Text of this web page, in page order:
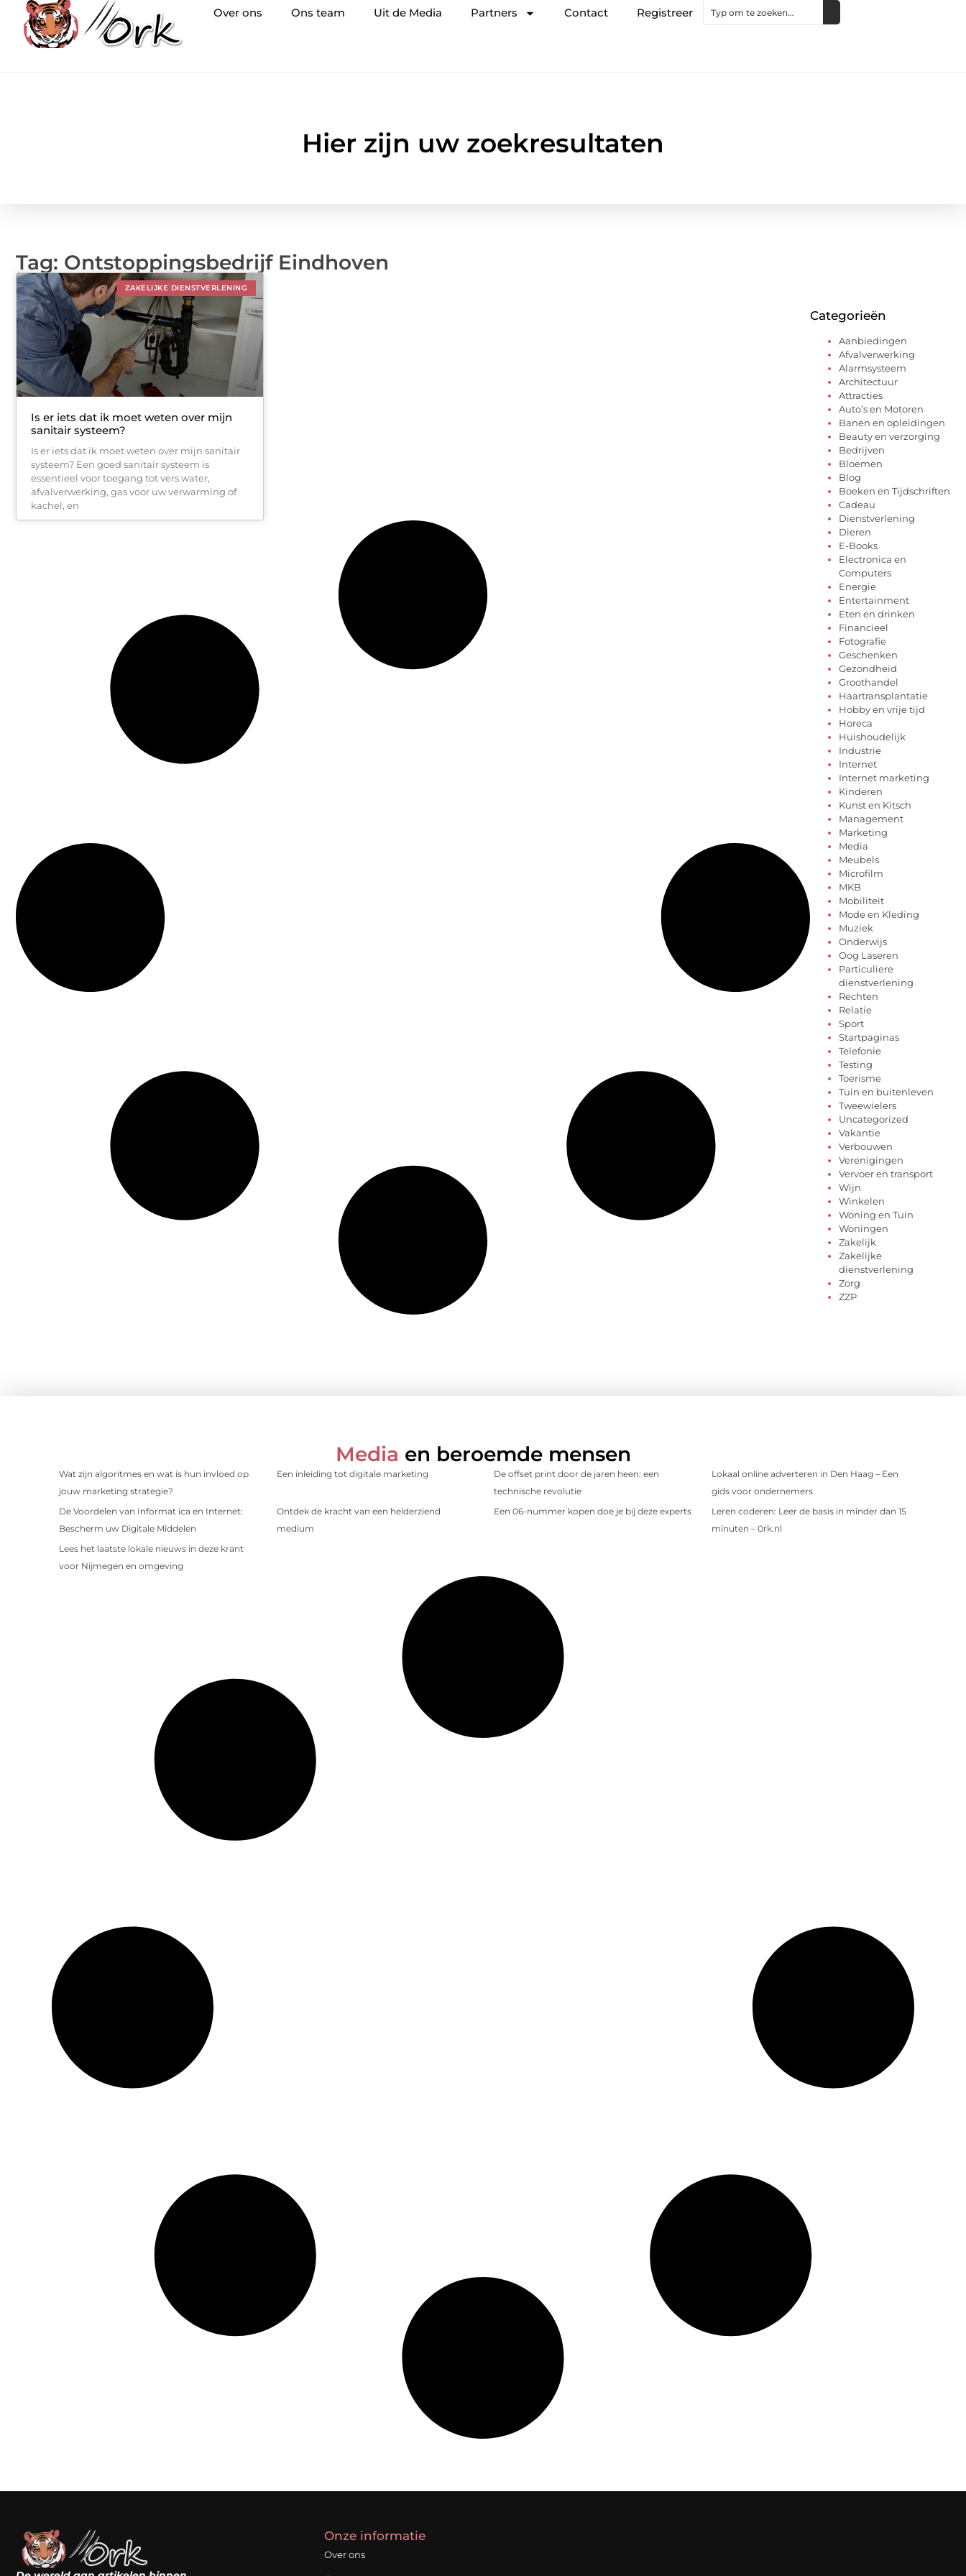
Over ons Ons team Uit de Media Partners Contact Registreer
Hier zijn uw zoekresultaten
Tag: Ontstoppingsbedrijf Eindhoven
ZAKELIJKE DIENSTVERLENING
Is er iets dat ik moet weten over mijn
sanitair systeem?
Is er iets dat ik moet weten over mijn sanitair
systeem? Een goed sanitair systeem is
essentieel voor toegang tot vers water,
afvalverwerking, gas voor uw verwarming of
kachel, en
Categorieën
Aanbiedingen
Afvalverwerking
Alarmsysteem
Architectuur
Attracties
Auto’s en Motoren
Banen en opleidingen
Beauty en verzorging
Bedrijven
Bloemen
Blog
Boeken en Tijdschriften
Cadeau
Dienstverlening
Dieren
E-Books
Electronica en
Computers
Energie
Entertainment
Eten en drinken
Financieel
Fotografie
Geschenken
Gezondheid
Groothandel
Haartransplantatie
Hobby en vrije tijd
Horeca
Huishoudelijk
Industrie
Internet
Internet marketing
Kinderen
Kunst en Kitsch
Management
Marketing
Media
Meubels
Microfilm
MKB
Mobiliteit
Mode en Kleding
Muziek
Onderwijs
Oog Laseren
Particuliere
dienstverlening
Rechten
Relatie
Sport
Startpaginas
Telefonie
Testing
Toerisme
Tuin en buitenleven
Tweewielers
Uncategorized
Vakantie
Verbouwen
Verenigingen
Vervoer en transport
Wijn
Winkelen
Woning en Tuin
Woningen
Zakelijk
Zakelijke
dienstverlening
Zorg
ZZP
Media en beroemde mensen
Wat zijn algoritmes en wat is hun invloed op
jouw marketing strategie?
Een inleiding tot digitale marketing
De offset print door de jaren heen: een
technische revolutie
Lokaal online adverteren in Den Haag – Een
gids voor ondernemers
De Voordelen van Informat ica en Internet:
Bescherm uw Digitale Middelen
Ontdek de kracht van een helderziend
medium
Een 06-nummer kopen doe je bij deze experts
Leren coderen: Leer de basis in minder dan 15
minuten – 0rk.nl
Lees het laatste lokale nieuws in deze krant
voor Nijmegen en omgeving
Onze informatie
Over ons